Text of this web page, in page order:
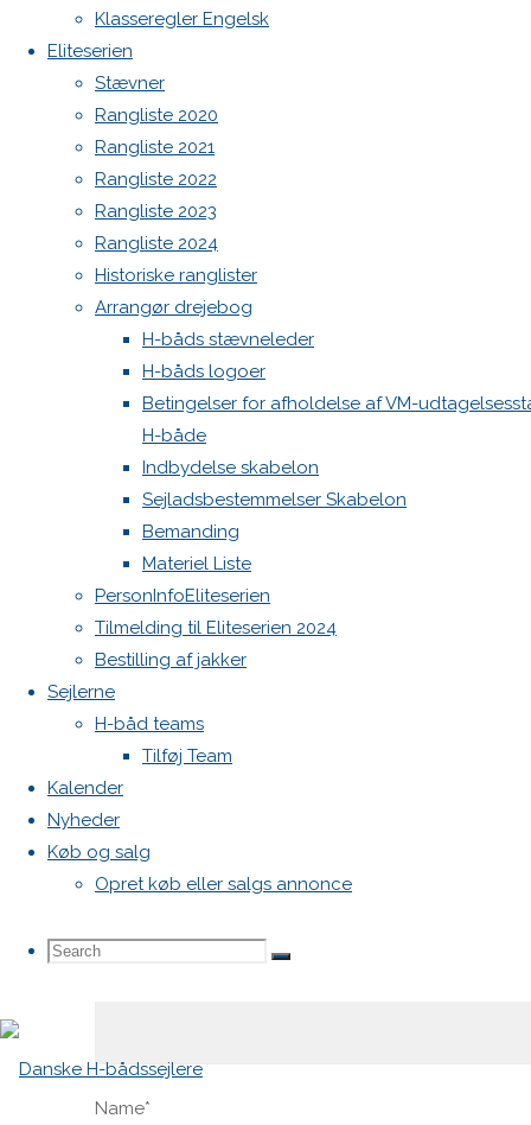
Klasseregler Engelsk
Eliteserien
Stævner
Rangliste 2020
Rangliste 2021
Rangliste 2022
Rangliste 2023
Rangliste 2024
Historiske ranglister
Arrangør drejebog
H-båds stævneleder
H-båds logoer
Betingelser for afholdelse af VM-
H-både
Indbydelse skabelon
Sejladsbestemmelser Skabelon
Bemanding
Materiel Liste
PersonInfoEliteserien
Tilmelding til Eliteserien 2024
Bestilling af jakker
Sejlerne
H-båd teams
Tilføj Team
Kalender
Nyheder
Køb og salg
Opret køb eller salgs annonce
Search
Search
Search
og nye
eventyr på
vandet?
Previous
image
Next
image
Skriv
et
svar
Din e-
mailadresse
vil ikke
blive
publiceret.
Krævede
felter er
markeret
med*
Comment
Name*
WordPress.org